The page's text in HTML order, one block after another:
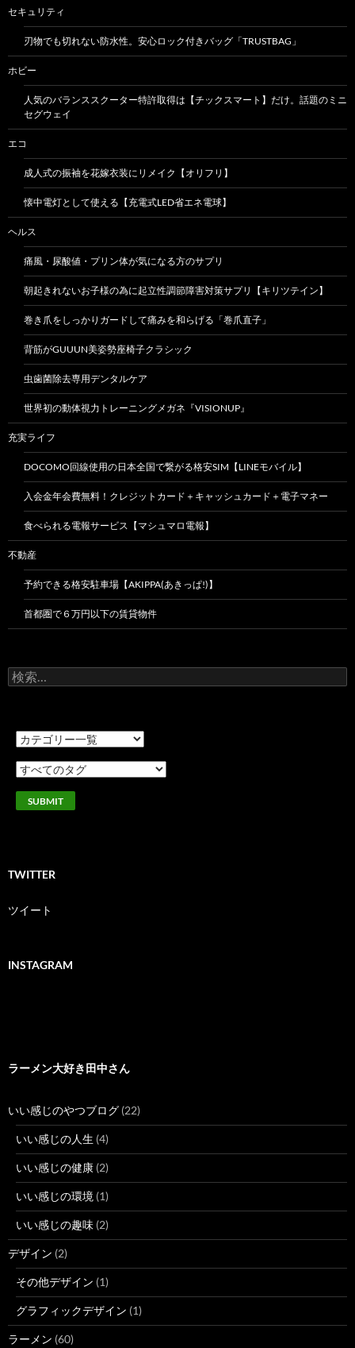
セキュリティ
刃物でも切れない防水性。安心ロック付きバッグ「TRUSTBAG」
ホビー
人気のバランススクーター特許取得は【チックスマート】だけ。話題のミニ
セグウェイ
エコ
成人式の振袖を花嫁衣装にリメイク【オリフリ】
懐中電灯として使える【充電式LED省エネ電球】
ヘルス
痛風・尿酸値・プリン体が気になる方のサプリ
朝起きれないお子様の為に起立性調節障害対策サプリ【キリツテイン】
巻き爪をしっかりガードして痛みを和らげる「巻爪直子」
背筋がGUUUN美姿勢座椅子クラシック
虫歯菌除去専用デンタルケア
世界初の動体視力トレーニングメガネ『VISIONUP』
充実ライフ
DOCOMO回線使用の日本全国で繋がる格安SIM【LINEモバイル】
入会金年会費無料！クレジットカード＋キャッシュカード＋電子マネー
食べられる電報サービス【マシュマロ電報】
不動産
予約できる格安駐車場【AKIPPA(あきっぱ!)】
首都圏で６万円以下の賃貸物件
検
索:
TWITTER
ツイート
INSTAGRAM
ラーメン大好き田中さん
いい感じのやつブログ (22)
いい感じの人生 (4)
いい感じの健康 (2)
いい感じの環境 (1)
いい感じの趣味 (2)
デザイン (2)
その他デザイン (1)
グラフィックデザイン (1)
ラーメン (60)